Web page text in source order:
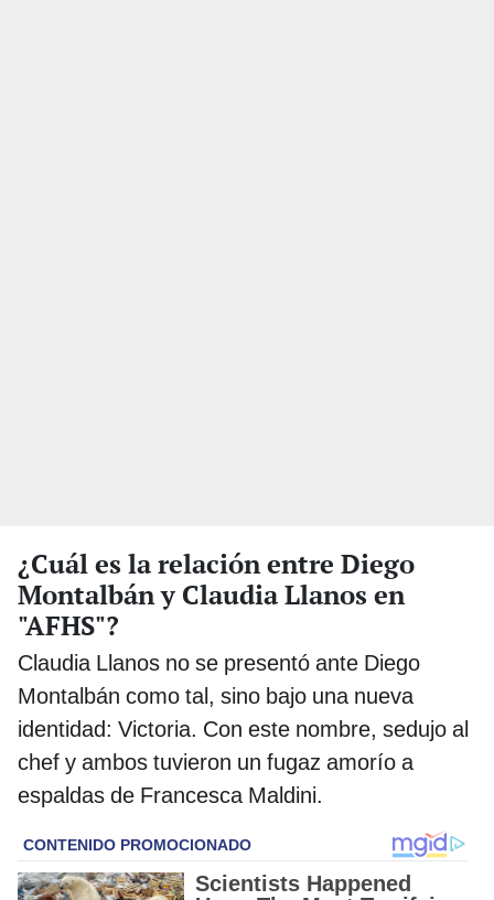
¿Cuál es la relación entre Diego
Montalbán y Claudia Llanos en
"AFHS"?
Claudia Llanos no se presentó ante Diego
Montalbán como tal, sino bajo una nueva
identidad: Victoria. Con este nombre, sedujo al
chef y ambos tuvieron un fugaz amorío a
espaldas de Francesca Maldini.